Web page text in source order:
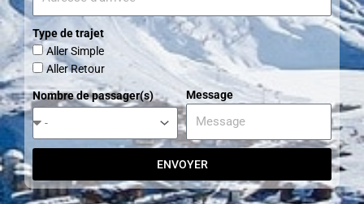
Type de trajet
Aller Simple
Aller Retour
Nombre de passager(s) Message
ENVOYER